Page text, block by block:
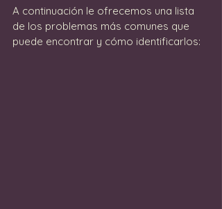
A continuación le ofrecemos una lista
de los problemas más comunes que
puede encontrar y cómo identificarlos: